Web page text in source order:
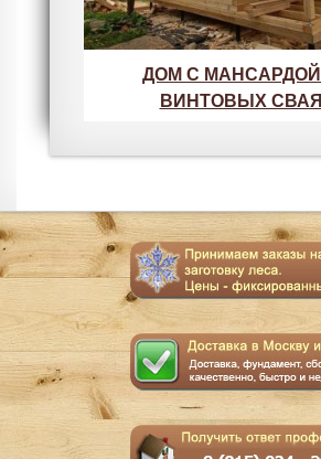
ДОМ С
ВИНТОВЫХ